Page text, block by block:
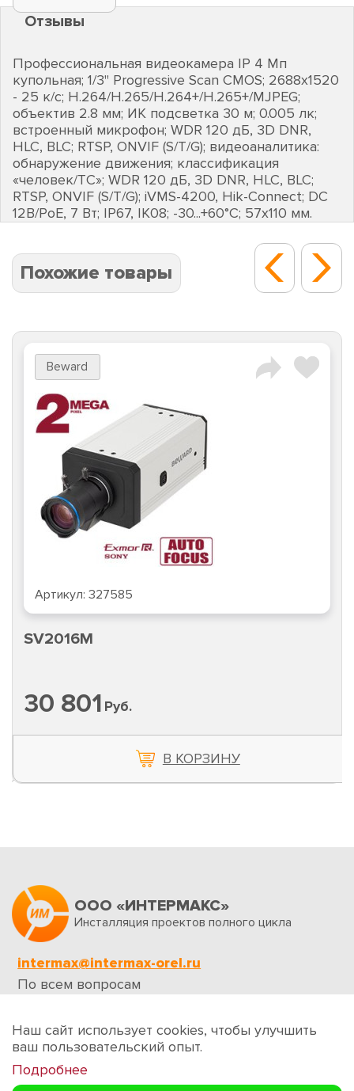
Отзывы
Профессиональная видеокамера IP 4 Мп
купольная; 1/3" Progressive Scan CMOS; 2688х1520
- 25 к/с; H.264/H.265/H.264+/H.265+/MJPEG;
объектив 2.8 мм; ИК подсветка 30 м; 0.005 лк;
встроенный микрофон; WDR 120 дБ, 3D DNR,
HLC, BLC; RTSP, ONVIF (S/T/G); видеоаналитика:
обнаружение движения; классификация
«человек/ТС»; WDR 120 дБ, 3D DNR, HLC, BLC;
RTSP, ONVIF (S/T/G); iVMS-4200, Hik-Connect; DC
12В/PoE, 7 Вт; IP67, IK08; -30...+60°C; 57х110 мм.
Похожие товары
Beward
Артикул: 327585
SV2016M
30 801 Руб.
В КОРЗИНУ
ООО «ИНТЕРМАКС»
Инсталляция проектов полного цикла
intermax@intermax-orel.ru
По всем вопросам
Обратная связь
Наш сайт использует cookies, чтобы улучшить
ваш пользовательский опыт.
Подробнее